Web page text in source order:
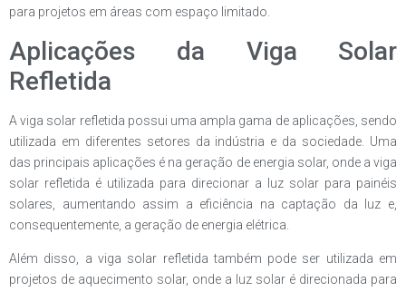
para projetos em áreas com espaço limitado.
Aplicações da Viga Solar
Refletida
A viga solar refletida possui uma ampla gama de aplicações, sendo
utilizada em diferentes setores da indústria e da sociedade. Uma
das principais aplicações é na geração de energia solar, onde a viga
solar refletida é utilizada para direcionar a luz solar para painéis
solares, aumentando assim a eficiência na captação da luz e,
consequentemente, a geração de energia elétrica.
Além disso, a viga solar refletida também pode ser utilizada em
projetos de aquecimento solar, onde a luz solar é direcionada para